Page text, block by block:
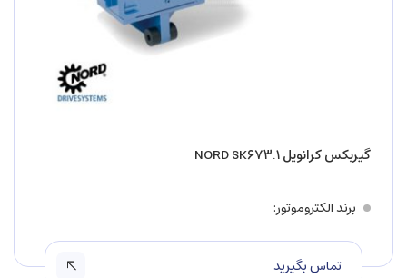
گیربکس کرانویل NORD SK۶۷۳.۱
برند الکتروموتور
تماس بگیرید